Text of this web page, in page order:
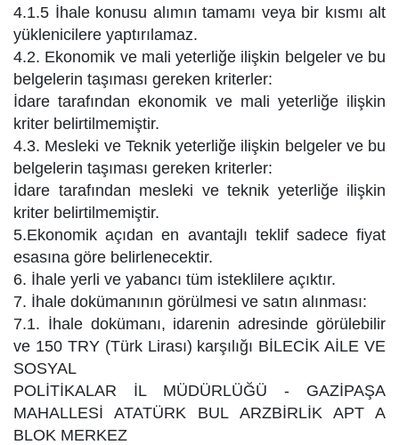
4.1.5 İhale konusu alımın tamamı veya bir kısmı alt
yüklenicilere yaptırılamaz.
4.2. Ekonomik ve mali yeterliğe ilişkin belgeler ve bu
belgelerin taşıması gereken kriterler:
İdare tarafından ekonomik ve mali yeterliğe ilişkin
kriter belirtilmemiştir.
4.3. Mesleki ve Teknik yeterliğe ilişkin belgeler ve bu
belgelerin taşıması gereken kriterler:
İdare tarafından mesleki ve teknik yeterliğe ilişkin
kriter belirtilmemiştir.
5.Ekonomik açıdan en avantajlı teklif sadece fiyat
esasına göre belirlenecektir.
6. İhale yerli ve yabancı tüm isteklilere açıktır.
7. İhale dokümanının görülmesi ve satın alınması:
7.1. İhale dokümanı, idarenin adresinde görülebilir
ve 150 TRY (Türk Lirası) karşılığı BİLECİK AİLE VE
SOSYAL
POLİTİKALAR İL MÜDÜRLÜĞÜ - GAZİPAŞA
MAHALLESİ ATATÜRK BUL ARZBİRLİK APT A
BLOK MERKEZ